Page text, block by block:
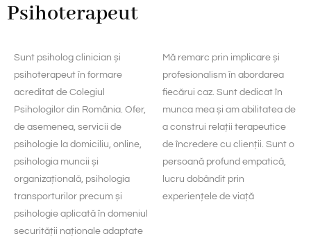
Psihoterapeut
Sunt psiholog clinician și
psihoterapeut în formare
acreditat de Colegiul
Psihologilor din România. Ofer,
de asemenea, servicii de
psihologie la domiciliu, online,
psihologia muncii și
organizațională, psihologia
transporturilor precum și
psihologie aplicată în domeniul
securității naționale adaptate
Mă remarc prin implicare și
profesionalism în abordarea
fiecărui caz. Sunt dedicat în
munca mea și am abilitatea de
a construi relații terapeutice
de încredere cu clienții. Sunt o
persoană profund empatică,
lucru dobândit prin
experiențele de viață